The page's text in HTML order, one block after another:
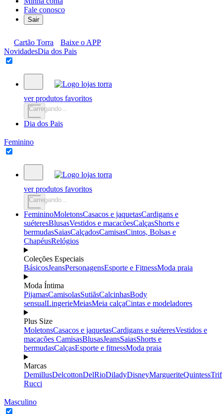
Fale conosco
Sair
Cartão Torra
Baixe o APP
NovidadesDia dos Pais
ver produtos favoritos
Carregando...
Dia dos Pais
Feminino
ver produtos favoritos
Carregando...
FemininoMoletonsCasacos e jaquetasCardigans e
suéteresBlusasVestidos e macacõesCalçasShorts e
bermudasSaiasCalçadosCamisasCintos, Bolsas e
ChapéusRelógios
Coleções Especiais
BásicosJeansPersonagensEsporte e FitnessModa praia
Moda Íntima
PijamasCamisolasSutiãsCalcinhasBody
sensualLingerieMeiasMeia calçaCintas e modeladores
Plus Size
MoletonsCasacos e jaquetasCardigans e suéteresVestidos e
macacões CamisasBlusasJeansSaiasShorts e
bermudasCalçasEsporte e fitnessModa praia
Marcas
DemillusDelcottonDelRioDiladyDisneyMargueriteQuintess
Rucci
Masculino